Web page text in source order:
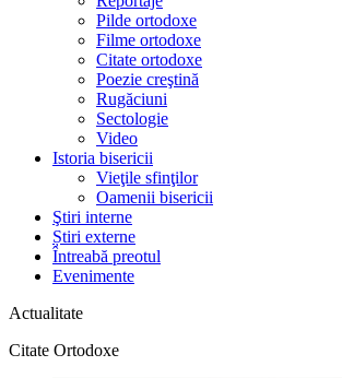
Pilde ortodoxe
Filme ortodoxe
Citate ortodoxe
Poezie creştină
Rugăciuni
Sectologie
Video
Istoria bisericii
Vieţile sfinţilor
Oamenii bisericii
Ştiri interne
Știri externe
Întreabă preotul
Evenimente
Actualitate
Citate Ortodoxe